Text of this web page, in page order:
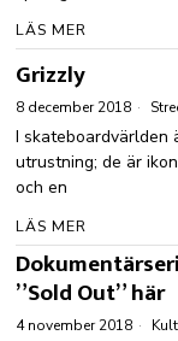
LÄS MER
Grizzly
8 december 2018
I skateboardvärlden
utrustning; de är
och en
LÄS MER
”Sold Out” här
4 november 2018